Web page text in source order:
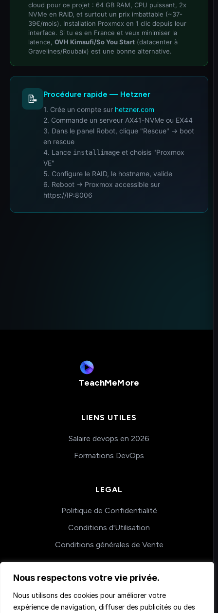
Nous respectons votre vie privée.
Nous utilisons des cookies pour améliorer votre
expérience de navigation, diffuser des publicités ou des
cloud pour ce projet : 64 GB RAM, CPU puissant, 2x
NVMe en RAID, et surtout un prix imbattable (~37-
39€/mois). Installation Proxmox en 1 clic depuis leur
interface. Si tu es en France et veux minimiser la
latence, OVH Kimsufi/So You Start (datacenter à
Gravelines/Roubaix) est une bonne alternative.
📝 Procédure rapide — Hetzner
1. Crée un compte sur hetzner.com
2. Commande un serveur AX41-NVMe ou EX44
3. Dans le panel Robot, clique "Rescue" → boot
en rescue
4. Lance installimage et choisis "Proxmox
VE"
5. Configure le RAID, le hostname, valide
6. Reboot → Proxmox accessible sur
https://IP:8006
TeachMeMore
LIENS UTILES
Salaire devops en 2026
Formations DevOps
LEGAL
Politique de Confidentialité
Conditions d'Utilisation
Conditions générales de Vente
COACHING
Nos accompagnements